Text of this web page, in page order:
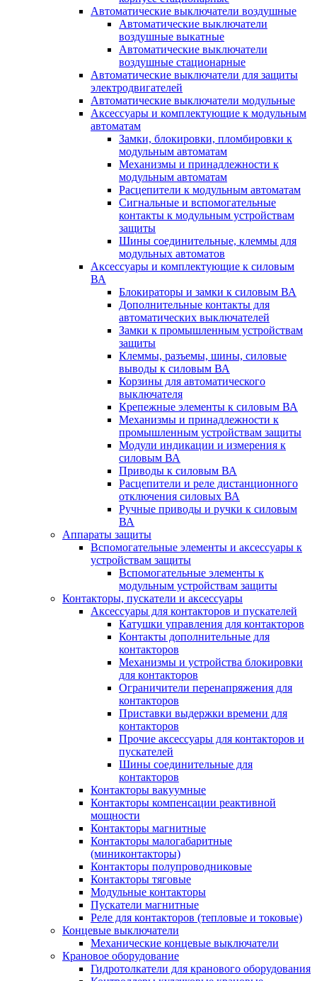
Автоматические выключатели воздушные
Автоматические выключатели
воздушные выкатные
Автоматические выключатели
воздушные стационарные
Автоматические выключатели для защиты
электродвигателей
Автоматические выключатели модульные
Аксессуары и комплектующие к модульным
автоматам
Замки, блокировки, пломбировки к
модульным автоматам
Механизмы и принадлежности к
модульным автоматам
Расцепители к модульным автоматам
Сигнальные и вспомогательные
контакты к модульным устройствам
защиты
Шины соединительные, клеммы для
модульных автоматов
Аксессуары и комплектующие к силовым
ВА
Блокираторы и замки к силовым ВА
Дополнительные контакты для
автоматических выключателей
Замки к промышленным устройствам
защиты
Клеммы, разъемы, шины, силовые
выводы к силовым ВА
Корзины для автоматического
выключателя
Крепежные элементы к силовым ВА
Механизмы и принадлежности к
промышленным устройствам защиты
Модули индикации и измерения к
силовым ВА
Приводы к силовым ВА
Расцепители и реле дистанционного
отключения силовых ВА
Ручные приводы и ручки к силовым
ВА
Аппараты защиты
Вспомогательные элементы и аксессуары к
устройствам защиты
Вспомогательные элементы к
модульным устройствам защиты
Контакторы, пускатели и аксессуары
Аксессуары для контакторов и пускателей
Катушки управления для контакторов
Контакты дополнительные для
контакторов
Механизмы и устройства блокировки
для контакторов
Ограничители перенапряжения для
контакторов
Приставки выдержки времени для
контакторов
Прочие аксессуары для контакторов и
пускателей
Шины соединительные для
контакторов
Контакторы вакуумные
Контакторы компенсации реактивной
мощности
Контакторы магнитные
Контакторы малогабаритные
(миниконтакторы)
Контакторы полупроводниковые
Контакторы тяговые
Модульные контакторы
Пускатели магнитные
Реле для контакторов (тепловые и токовые)
Концевые выключатели
Механические концевые выключатели
Крановое оборудование
Гидротолкатели для кранового оборудования